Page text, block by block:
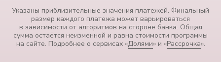
Указаны приблизительные значения платежей. Финальный
размер каждого платежа может варьироваться
в зависимости от алгоритмов на стороне банка. Общая
сумма остаётся неизменной и равна стоимости программы
на сайте. Подробнее о сервисах «Долями» и «Рассрочка».